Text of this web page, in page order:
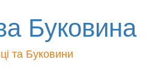
Буковина
та Буковини